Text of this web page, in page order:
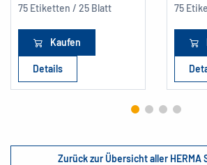
75 Etiketten / 25 Blatt
Kaufen
Details
75
Zurück zur Übersicht aller HERMA